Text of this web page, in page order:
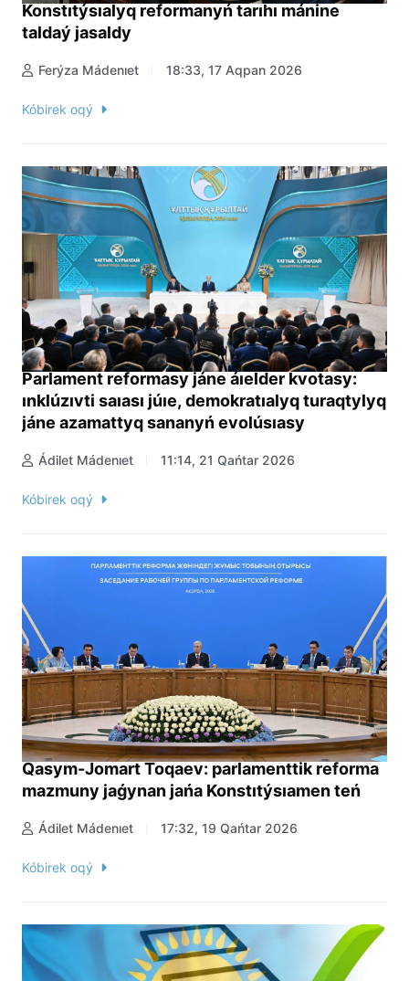
Konstıtýsıalyq reformanyń tarıhı mánine
taldaý jasaldy
Ferýza Mádenıet 18:33, 17 Aqpan 2026
Kóbirek oqý
Parlament reformasy jáne áıelder kvotasy:
ınklúzıvti saıası júıe, demokratıalyq turaqtylyq
jáne azamattyq sananyń evolúsıasy
Ádilet Mádenıet 11:14, 21 Qańtar 2026
Kóbirek oqý
Qasym-Jomart Toqaev: parlamenttik reforma
mazmuny jaǵynan jańa Konstıtýsıamen teń
Ádilet Mádenıet 17:32, 19 Qańtar 2026
Kóbirek oqý